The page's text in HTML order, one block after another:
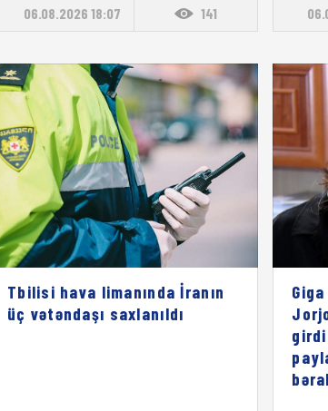
06.08.2026 18:07 141
Tbilisi hava limanında İranın
üç vətəndaşı saxlanıldı